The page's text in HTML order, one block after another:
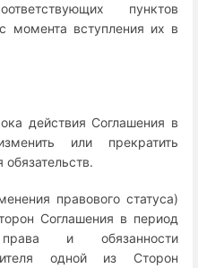
пунктов
момента вступления их в
действия Соглашения в
или прекратить
правового статуса)
Соглашения в период
и обязанности
одной из Сторон